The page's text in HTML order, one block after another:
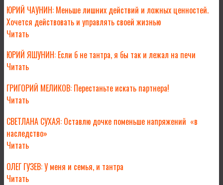
ЮРИЙ ЧАУНИН: Меньше лишних действий и ложных ценностей.
Хочется действовать и управлять своей жизнью
Читать
ЮРИЙ ЯШУНИН: Если б не тантра, я бы так и лежал на печи
Читать
ГРИГОРИЙ МЕЛИКОВ: Перестаньте искать партнера!
Читать
СВЕТЛАНА СУХАЯ: Оставлю дочке поменьше напряжений «в
наследство»
Читать
ОЛЕГ ГУЗЕВ: У меня и семья, и тантра
Читать